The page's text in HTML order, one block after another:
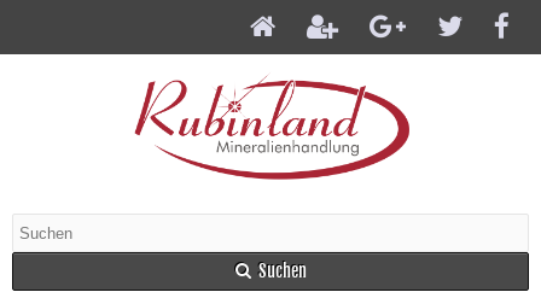
Suchen